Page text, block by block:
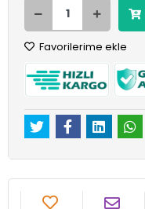
Favorilerime ekle